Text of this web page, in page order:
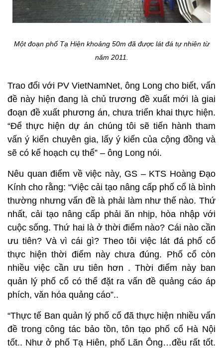
Một đoạn phố Tạ Hiện khoảng 50m đã được lát đá tự nhiên từ
năm 2011.
Trao đổi với PV VietNamNet, ông Long cho biết, vấn
đề này hiện đang là chủ trương đề xuất mới là giai
đoạn đề xuất phương án, chưa triển khai thực hiện.
“Để thực hiện dự án chúng tôi sẽ tiến hành tham
vấn ý kiến chuyên gia, lấy ý kiến của cộng đồng và
sẽ có kế hoạch cụ thể” – ông Long nói.
Nêu quan điểm về việc này, GS – KTS Hoàng Đạo
Kính cho rằng: “Việc cải tạo nâng cấp phố cổ là bình
thường nhưng vấn đề là phải làm như thế nào. Thứ
nhất, cải tạo nâng cấp phải ăn nhịp, hòa nhập với
cuộc sống. Thứ hai là ở thời điểm nào? Cái nào cần
ưu tiên? Và vì cái gì? Theo tôi việc lát đá phố cổ
thực hiện thời điểm này chưa đúng. Phố cổ còn
nhiều việc cần ưu tiên hơn . Thời điểm này ban
quản lý phố cổ có thể đặt ra vấn đề quảng cáo áp
phích, văn hóa quảng cáo”..
“Thực tế Ban quản lý phố cổ đã thực hiện nhiều vấn
đề trong công tác bảo tồn, tôn tạo phố cổ Hà Nội
tốt.. Như ở phố Tạ Hiên, phố Lãn Ông…đều rất tốt.